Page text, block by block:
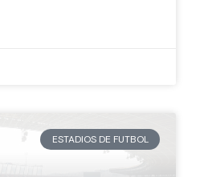
ESTADIOS DE FUTBOL